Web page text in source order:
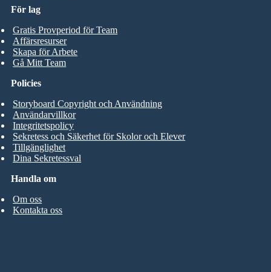
För lag
Gratis Provperiod för Team
Affärsresurser
Skapa för Arbete
Gå Mitt Team
Handla om
Om oss
Kontakta oss
Policies
Storyboard Copyright och Användning
Användarvillkor
Integritetspolicy
Sekretess och Säkerhet för Skolor och Elever
Tillgänglighet
Dina Sekretessval